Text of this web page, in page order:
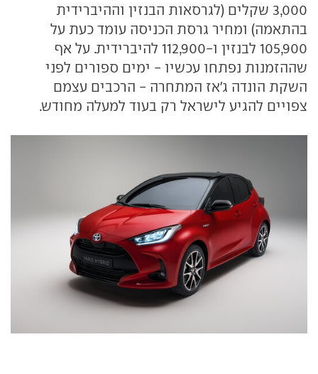
3,000 שקלים (לגרסאות הבנזין וההיברידית
בהתאמה) ומחיר גרסת הכניסה עומד כעת על
105,900 לבנזין ו-112,900 להיברידית. על אף
שההזמנות נפתחו עכשיו - ימים ספורים לפני
השקת הונדה ג'אז המתחרה - הרכבים עצמם
צפויים להגיע לישראל רק בעוד למעלה מחודש.